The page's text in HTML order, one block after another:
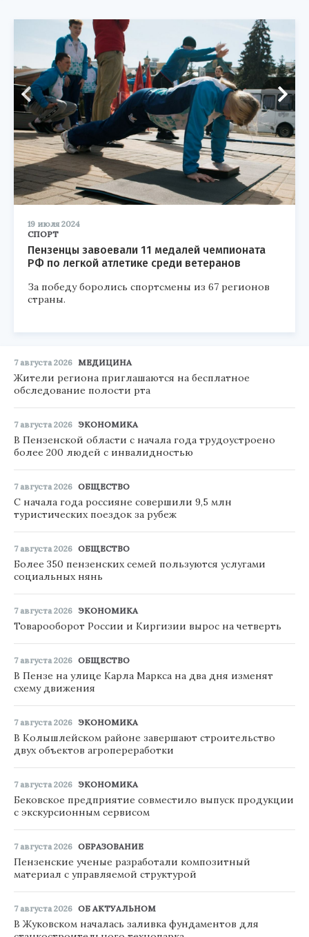
19 июля 2024
СПОРТ
Пензенцы завоевали 11 медалей чемпионата
РФ по легкой атлетике среди ветеранов
За победу боролись спортсмены из 67 регионов
страны.
7 августа 2026 МЕДИЦИНА
Жители региона приглашаются на бесплатное
обследование полости рта
7 августа 2026 ЭКОНОМИКА
В Пензенской области с начала года трудоустроено
более 200 людей с инвалидностью
7 августа 2026 ОБЩЕСТВО
С начала года россияне совершили 9,5 млн
туристических поездок за рубеж
7 августа 2026 ОБЩЕСТВО
Более 350 пензенских семей пользуются услугами
социальных нянь
7 августа 2026 ЭКОНОМИКА
Товарооборот России и Киргизии вырос на четверть
7 августа 2026 ОБЩЕСТВО
В Пензе на улице Карла Маркса на два дня изменят
схему движения
7 августа 2026 ЭКОНОМИКА
В Колышлейском районе завершают строительство
двух объектов агропереработки
7 августа 2026 ЭКОНОМИКА
Бековское предприятие совместило выпуск продукции
с экскурсионным сервисом
7 августа 2026 ОБРАЗОВАНИЕ
Пензенские ученые разработали композитный
материал с управляемой структурой
7 августа 2026 ОБ АКТУАЛЬНОМ
В Жуковском началась заливка фундаментов для